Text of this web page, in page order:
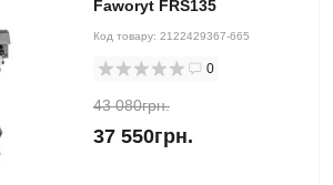
Faworyt FRS135
Код товару: 2122429367-665
0
43 080грн.
37 550грн.